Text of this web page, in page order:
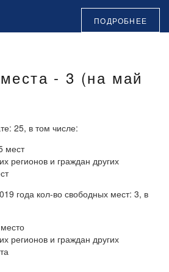
ПОДРОБНЕЕ
- 3 (на май
25, в том числе:
мест
регионов и граждан других
года кол-во свободных мест: 3, в
регионов и граждан других